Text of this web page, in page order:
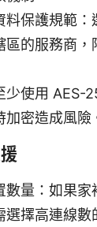
料保護規範
區的服務商，
少使用 AES-
密造成風險
數量：如果家
選擇高連線數